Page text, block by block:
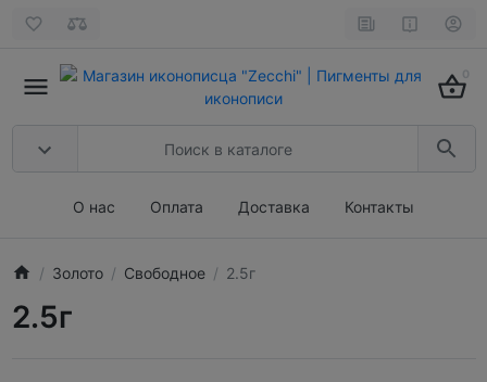
0
О нас Оплата Доставка Контакты
Золото Свободное 2.5г
2.5г